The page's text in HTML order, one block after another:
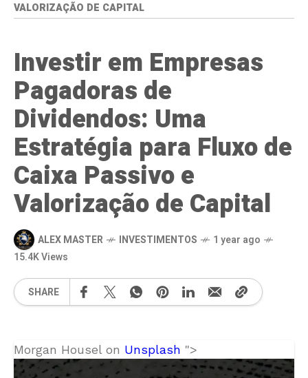
VALORIZAÇÃO DE CAPITAL
Investir em Empresas
Pagadoras de
Dividendos: Uma
Estratégia para Fluxo de
Caixa Passivo e
Valorização de Capital
ALEX MASTER INVESTIMENTOS
1 year ago
15.4K Views
SHARE
Morgan Housel on Unsplash ">